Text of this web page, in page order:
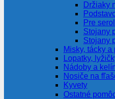
Držiaky
Pre
Stojany
Stojany
Misky, tácky
Lopatky,
Nádoby a
Nosiče na
Kyvety
Ostatné